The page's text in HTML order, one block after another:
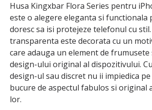
Husa Kingxbar Flora Series pentru
este o alegere eleganta si functionala
doresc sa isi protejeze telefonul cu
transparenta este decorata cu un
care adauga un element de
design-ului original al dispozitivului.
design-ul sau discret nu ii impiedica
bucure de aspectul fabulos si original
lor.